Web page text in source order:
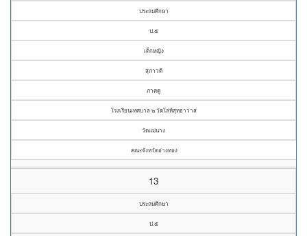
ประถมศึกษา
ป.๕
เด็กหญิง
สุภาวดี
ภาคคู
โรงเรียนเทศบาล ๒ วัดโล่ห์สุทธาวาส
วัดแม่นาง
คณะจังหวัดอ่างทอง
13
ประถมศึกษา
ป.๕